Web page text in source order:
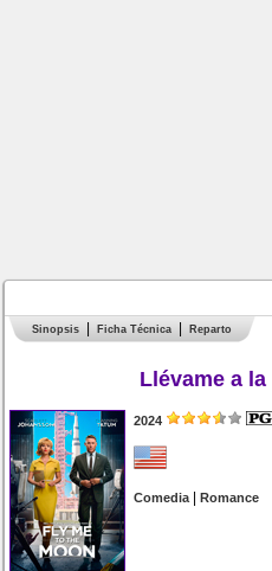
Sinopsis Ficha Técnica Reparto
Llévame a la
2024
Comedia|Romance